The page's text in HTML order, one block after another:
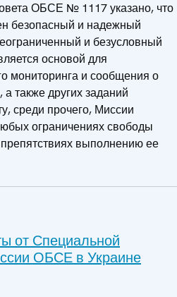
ОБСЕ № 1117 указано, что
безопасный и надежный
и безусловный
основой для
мониторинга и сообщения о
также других заданий
среди прочего, Миссии
ограничениях свободы
выполнению ее
от Специальной
ОБСЕ в Украине